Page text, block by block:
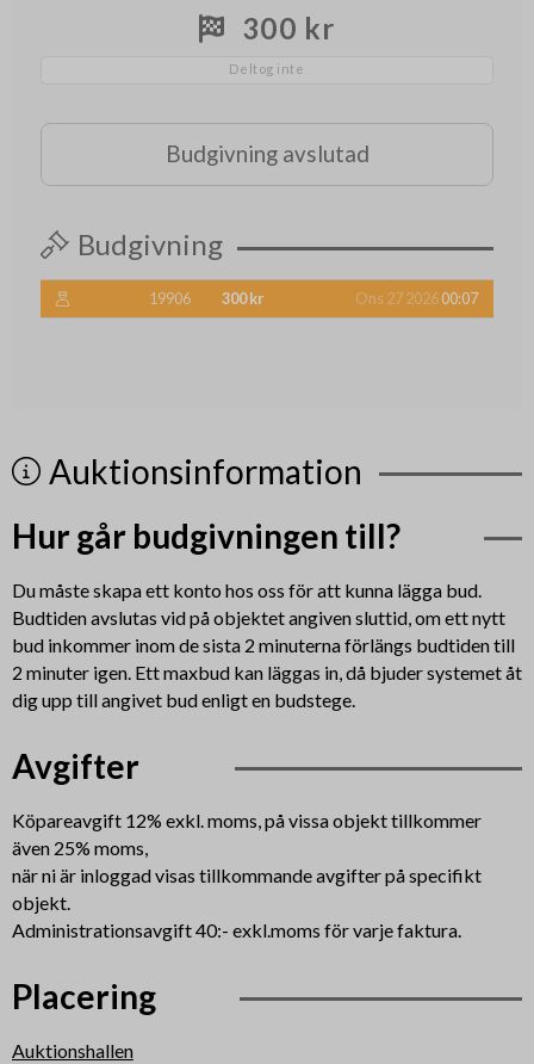
300 kr
Deltog inte
Budgivning avslutad
Budgivning
19906 300 kr Ons 27 202600:07
Auktionsinformation
Hur går budgivningen till?
Du måste skapa ett konto hos oss för att kunna lägga bud.
Budtiden avslutas vid på objektet angiven sluttid, om ett nytt
bud inkommer inom de sista 2 minuterna förlängs budtiden till
2 minuter igen. Ett maxbud kan läggas in, då bjuder systemet åt
dig upp till angivet bud enligt en budstege.
Avgifter
Köpareavgift 12% exkl. moms, på vissa objekt tillkommer
även 25% moms,
när ni är inloggad visas tillkommande avgifter på specifikt
objekt.
Administrationsavgift 40:- exkl.moms för varje faktura.
Placering
Auktionshallen